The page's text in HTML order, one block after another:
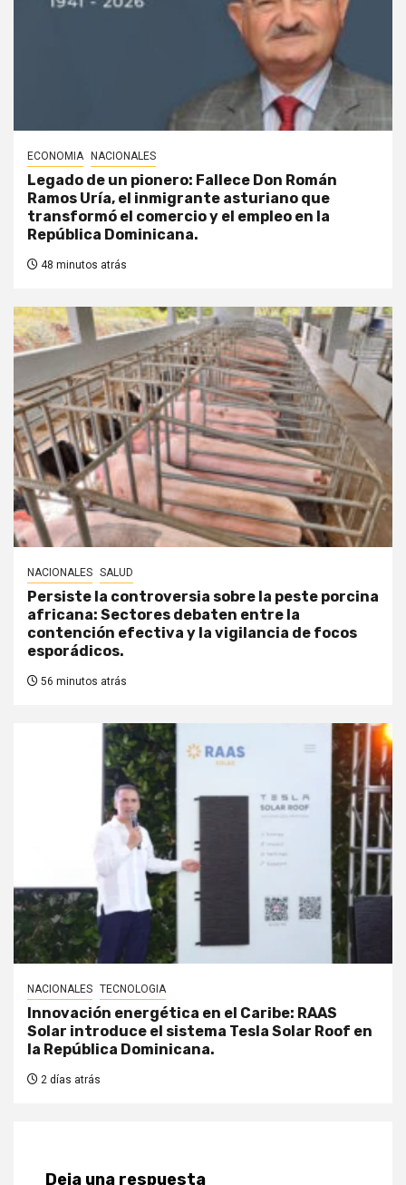
ECONOMIA NACIONALES
Legado de un pionero: Fallece Don Román
Ramos Uría, el inmigrante asturiano que
transformó el comercio y el empleo en la
República Dominicana.
48 minutos atrás
NACIONALES SALUD
Persiste la controversia sobre la peste porcina
africana: Sectores debaten entre la
contención efectiva y la vigilancia de focos
esporádicos.
56 minutos atrás
NACIONALES TECNOLOGIA
Innovación energética en el Caribe: RAAS
Solar introduce el sistema Tesla Solar Roof en
la República Dominicana.
2 días atrás
Deja una respuesta